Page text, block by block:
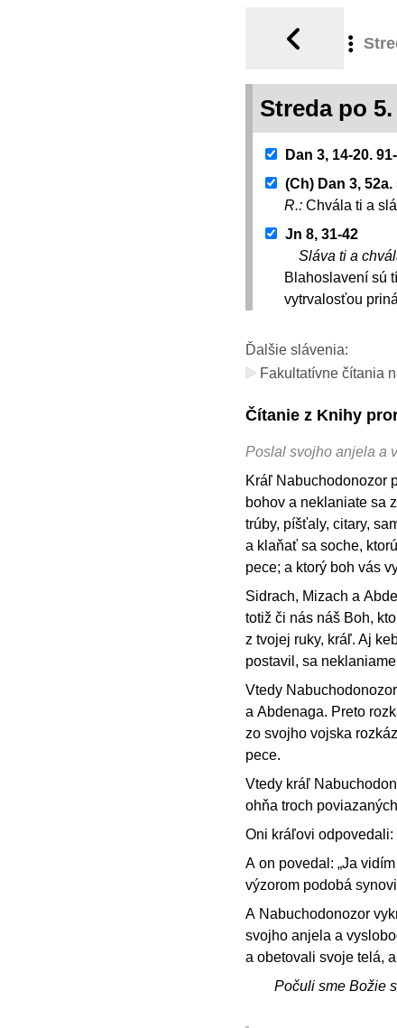
Streda po
Dan 3, 14-20.
(Ch) Dan 3, 52a.
R.: Chvála ti a
Jn 8, 31-42
Sláva ti a
Blahoslavení sú
vytrvalosťou
Ďalšie slávenia:
Fakultatívne čítania
Čítanie z Knihy
Poslal svojho anjela a
Kráľ Nabuchodonozor
bohov a neklaniate sa
trúby, píšťaly, citary,
a klaňať sa soche,
pece; a ktorý boh vás
Sidrach, Mizach a
totiž či nás náš Boh,
z tvojej ruky, kráľ. Aj
postavil, sa
Vtedy
a Abdenaga. Preto
zo svojho vojska
pece.
Vtedy kráľ
ohňa troch
Oni kráľovi odpovedali:
A on povedal: „Ja
výzorom podobá synovi
A Nabuchodonozor
svojho anjela a
a obetovali svoje telá,
Počuli sme Božie